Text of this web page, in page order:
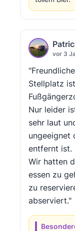
vor 3
Stellplatz
Nur leider
sehr laut
ungeeignet
entfernt ist.
Wir hatten
essen zu
zu
abserviert."